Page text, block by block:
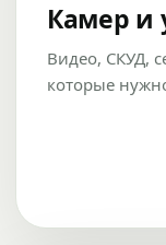
Камер и
Видео, СКУД,
которые